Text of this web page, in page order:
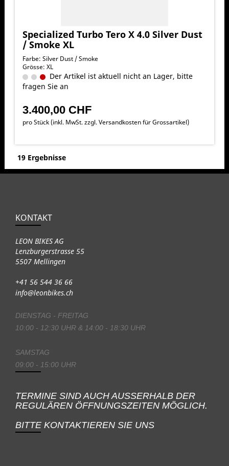
Specialized Turbo Tero X 4.0 Silver Dust
/ Smoke XL
Farbe: Silver Dust / Smoke
Grösse: XL
Der Artikel ist aktuell nicht an Lager, bitte
fragen Sie an
3.400,00 CHF
pro Stück (inkl. MwSt. zzgl.Versandkosten für Grossartikel)
19 Ergebnisse
KONTAKT
LEON BIKES AG
Lenzburgerstrasse 55
5507 Mellingen
+41 56 544 36 66
info@leonbikes.ch
DIENSTAG - FREITAG
10:00 - 12:30 UHR & 14:00 - 18:30 UHR
SAMSTAG
09:00 - 15:00 UHR
TERMINE SIND AUCH AUSSERHALB DER
REGULÄREN ÖFFNUNGSZEITEN MÖGLICH.
BITTE KONTAKTIEREN SIE UNS